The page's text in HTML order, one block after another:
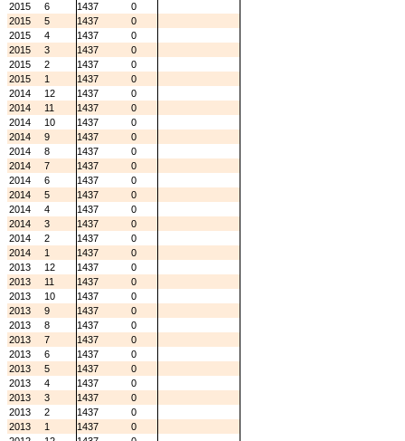
2015
6 1437
0
2015
5 1437
0
2015
4 1437
0
2015
3 1437
0
2015
2 1437
0
2015
1 1437
0
2014
12 1437
0
2014
11 1437
0
2014
10 1437
0
2014
9 1437
0
2014
8 1437
0
2014
7 1437
0
2014
6 1437
0
2014
5 1437
0
2014
4 1437
0
2014
3 1437
0
2014
2 1437
0
2014
1 1437
0
2013
12 1437
0
2013
11 1437
0
2013
10 1437
0
2013
9 1437
0
2013
8 1437
0
2013
7 1437
0
2013
6 1437
0
2013
5 1437
0
2013
4 1437
0
2013
3 1437
0
2013
2 1437
0
2013
1 1437
0